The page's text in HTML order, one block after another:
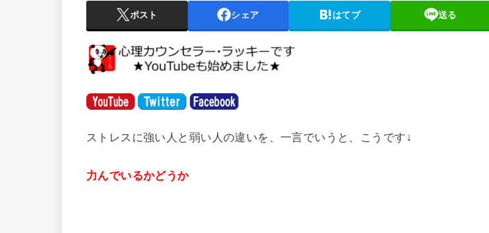
ポスト シェア はてブ 送る
ストレスに強い人と弱い人の違いを、一言でいうと、こうです↓
力んでいるかどうか